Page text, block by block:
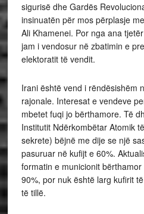
sigurisë dhe Gardës
insinuatën për mos përplasje
Ali Khamenei. Por nga ana
jam i vendosur në zbatimin e
elektoratit të vendit.
Irani është vend i rëndësishëm
rajonale. Interesat e vendeve
mbetet fuqi jo bërthamore. Të
Institutit Ndërkombëtar Atomik
sekrete) bëjnë me dije se një
pasuruar në kufijt e 60%.
formatin e municionit
90%, por nuk është larg kufirit
të tillë.